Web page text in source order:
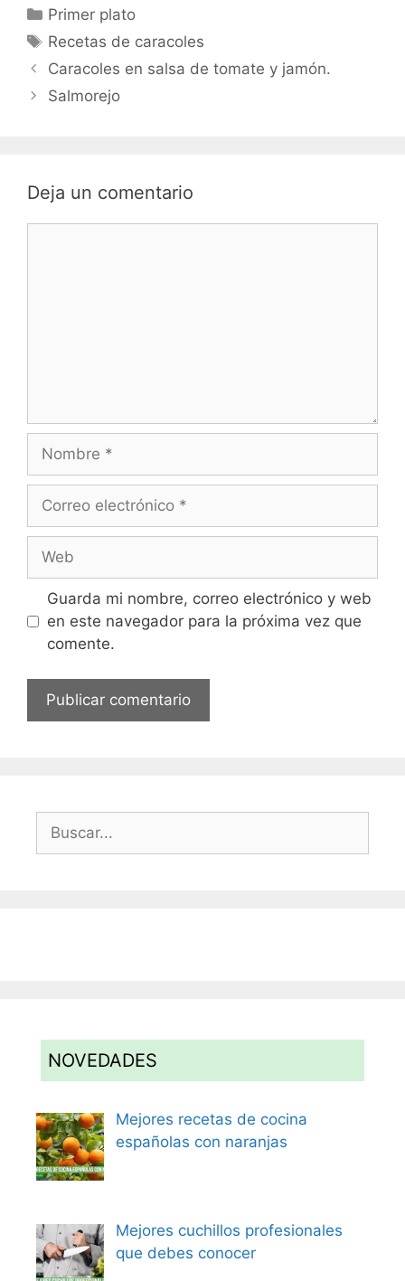
Categorías
Primer plato
Etiquetas
Recetas de caracoles
Caracoles en salsa de tomate y jamón.
Salmorejo
Deja un comentario
Nombre
Correo
Web
Guarda mi nombre, correo electrónico y web
en este navegador para la próxima vez que
comente.
NOVEDADES
Mejores recetas de cocina
españolas con naranjas
Mejores cuchillos profesionales
que debes conocer